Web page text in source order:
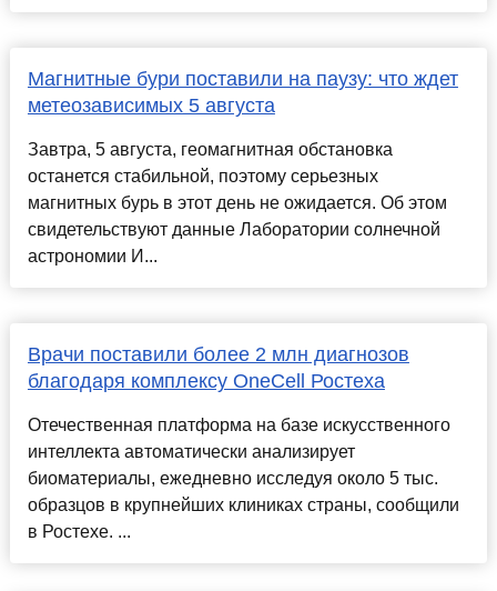
Магнитные бури поставили на паузу: что ждет
метеозависимых 5 августа
Завтра, 5 августа, геомагнитная обстановка
останется стабильной, поэтому серьезных
магнитных бурь в этот день не ожидается. Об этом
свидетельствуют данные Лаборатории солнечной
астрономии И...
Врачи поставили более 2 млн диагнозов
благодаря комплексу OneCell Ростеха
Отечественная платформа на базе искусственного
интеллекта автоматически анализирует
биоматериалы, ежедневно исследуя около 5 тыс.
образцов в крупнейших клиниках страны, сообщили
в Ростехе. ...